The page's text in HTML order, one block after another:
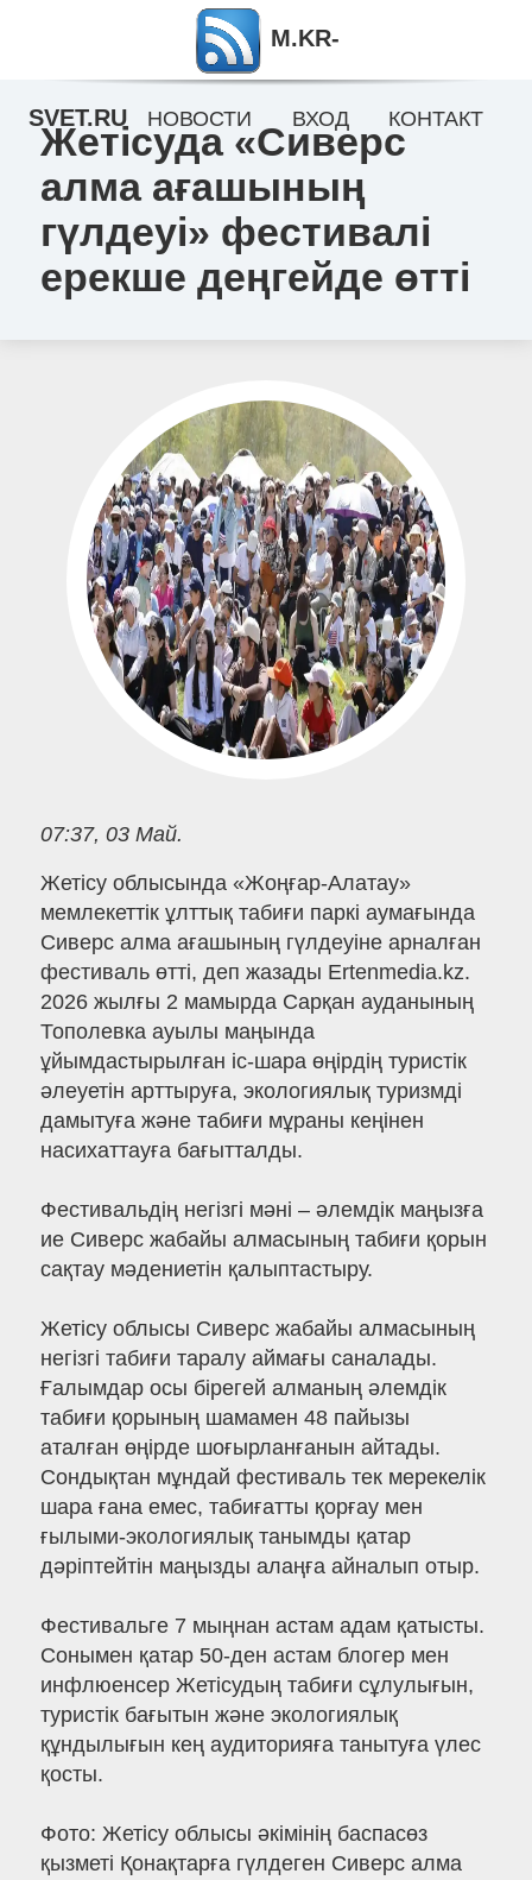
Жетісуда «Сиверс
алма ағашының
гүлдеуі» фестивалі
ерекше деңгейде өтті
07:37, 03 Май.
Жетісу облысында «Жоңғар-Алатау»
мемлекеттік ұлттық табиғи паркі аумағында
Сиверс алма ағашының гүлдеуіне арналған
фестиваль өтті, деп жазады Ertenmedia.kz.
2026 жылғы 2 мамырда Сарқан ауданының
Тополевка ауылы маңында
ұйымдастырылған іс-шара өңірдің туристік
әлеуетін арттыруға, экологиялық туризмді
дамытуға және табиғи мұраны кеңінен
насихаттауға бағытталды.
Фестивальдің негізгі мәні – әлемдік маңызға
ие Сиверс жабайы алмасының табиғи қорын
сақтау мәдениетін қалыптастыру.
Жетісу облысы Сиверс жабайы алмасының
негізгі табиғи таралу аймағы саналады.
Ғалымдар осы бірегей алманың әлемдік
табиғи қорының шамамен 48 пайызы
аталған өңірде шоғырланғанын айтады.
Сондықтан мұндай фестиваль тек мерекелік
шара ғана емес, табиғатты қорғау мен
ғылыми-экологиялық танымды қатар
дәріптейтін маңызды алаңға айналып отыр.
Фестивальге 7 мыңнан астам адам қатысты.
Сонымен қатар 50-ден астам блогер мен
инфлюенсер Жетісудың табиғи сұлулығын,
туристік бағытын және экологиялық
құндылығын кең аудиторияға танытуға үлес
қосты.
Фото: Жетісу облысы әкімінің баспасөз
қызметі Қонақтарға гүлдеген Сиверс алма
M.KR-
SVET.RU НОВОСТИ ВХОД КОНТАКТ